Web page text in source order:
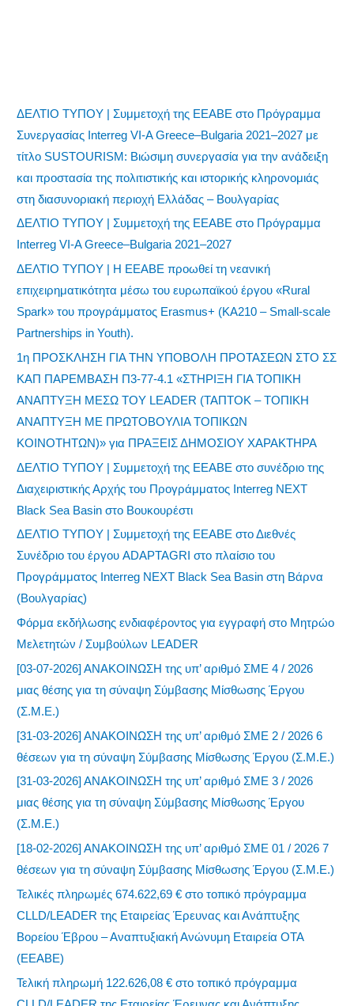
ΔΕΛΤΙΟ ΤΥΠΟΥ | Συμμετοχή της ΕΕΑΒΕ στο Πρόγραμμα
Συνεργασίας Interreg VI-A Greece–Bulgaria 2021–2027 με
τίτλο SUSTOURISM: Βιώσιμη συνεργασία για την ανάδειξη
και προστασία της πολιτιστικής και ιστορικής κληρονομιάς
στη διασυνοριακή περιοχή Ελλάδας – Βουλγαρίας
ΔΕΛΤΙΟ ΤΥΠΟΥ | Συμμετοχή της ΕΕΑΒΕ στο Πρόγραμμα
Interreg VI-A Greece–Bulgaria 2021–2027
ΔΕΛΤΙΟ ΤΥΠΟΥ | Η ΕΕΑΒΕ προωθεί τη νεανική
επιχειρηματικότητα μέσω του ευρωπαϊκού έργου «Rural
Spark» του προγράμματος Erasmus+ (KA210 – Small-scale
Partnerships in Youth).
1η ΠΡΟΣΚΛΗΣΗ ΓΙΑ ΤΗΝ ΥΠΟΒΟΛΗ ΠΡΟΤΑΣΕΩΝ ΣΤΟ ΣΣ
ΚΑΠ ΠΑΡΕΜΒΑΣΗ Π3-77-4.1 «ΣΤΗΡΙΞΗ ΓΙΑ ΤΟΠΙΚΗ
ΑΝΑΠΤΥΞΗ ΜΕΣΩ ΤΟΥ LEADER (ΤΑΠΤΟΚ – ΤΟΠΙΚΗ
ΑΝΑΠΤΥΞΗ ΜΕ ΠΡΩΤΟΒΟΥΛΙΑ ΤΟΠΙΚΩΝ
ΚΟΙΝΟΤΗΤΩΝ)» για ΠΡΑΞΕΙΣ ΔΗΜΟΣΙΟΥ ΧΑΡΑΚΤΗΡΑ
ΔΕΛΤΙΟ ΤΥΠΟΥ | Συμμετοχή της ΕΕΑΒΕ στο συνέδριο της
Διαχειριστικής Αρχής του Προγράμματος Interreg NEXT
Black Sea Basin στο Βουκουρέστι
ΔΕΛΤΙΟ ΤΥΠΟΥ | Συμμετοχή της ΕΕΑΒΕ στο Διεθνές
Συνέδριο του έργου ADAPTAGRI στο πλαίσιο του
Προγράμματος Interreg NEXT Black Sea Basin στη Βάρνα
(Βουλγαρίας)
Φόρμα εκδήλωσης ενδιαφέροντος για εγγραφή στο Μητρώο
Μελετητών / Συμβούλων LEADER
[03-07-2026] ΑΝΑΚΟΙΝΩΣΗ της υπ’ αριθμό ΣΜΕ 4 / 2026
μιας θέσης για τη σύναψη Σύμβασης Μίσθωσης Έργου
(Σ.Μ.Ε.)
[31-03-2026] ΑΝΑΚΟΙΝΩΣΗ της υπ’ αριθμό ΣΜΕ 2 / 2026 6
θέσεων για τη σύναψη Σύμβασης Μίσθωσης Έργου (Σ.Μ.Ε.)
[31-03-2026] ΑΝΑΚΟΙΝΩΣΗ της υπ’ αριθμό ΣΜΕ 3 / 2026
μιας θέσης για τη σύναψη Σύμβασης Μίσθωσης Έργου
(Σ.Μ.Ε.)
[18-02-2026] ΑΝΑΚΟΙΝΩΣΗ της υπ’ αριθμό ΣΜΕ 01 / 2026 7
θέσεων για τη σύναψη Σύμβασης Μίσθωσης Έργου (Σ.Μ.Ε.)
Τελικές πληρωμές 674.622,69 € στο τοπικό πρόγραμμα
CLLD/LEADER της Εταιρείας Έρευνας και Ανάπτυξης
Βορείου Έβρου – Αναπτυξιακή Ανώνυμη Εταιρεία ΟΤΑ
(ΕΕΑΒΕ)
Τελική πληρωμή 122.626,08 € στο τοπικό πρόγραμμα